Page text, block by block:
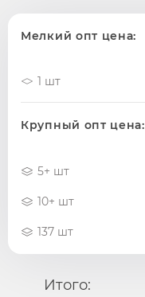
Мелкий опт цена:
1 шт
Крупный опт цена:
5+ шт
10+ шт
137 шт
Итого: